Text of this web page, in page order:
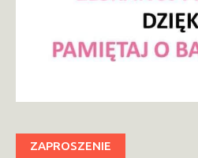
ZAPROSZENIE